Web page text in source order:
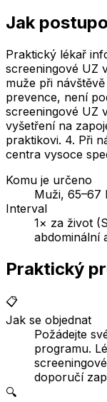
Jak
Praktický lékař
screeningové UZ
muže při
prevence, není
screeningové UZ
vyšetření na
praktikovi. 4. Při
centra vysoce
Komu je určeno
Muži, 65–67
Interval
1× za život
abdominální
Praktický
📋
Jak se objednat
Požádejte
programu.
doporučí
🔍